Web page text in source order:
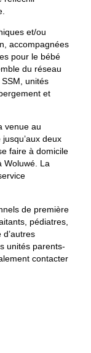
et/ou
accompagnées
pour le bébé
du réseau
unités
et
venue au
deux
faire à domicile
Woluwé. La
de première
pédiatres,
unités parents-
contacter